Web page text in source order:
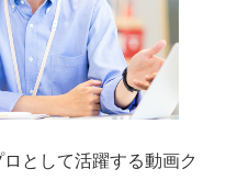
として活躍する動画ク